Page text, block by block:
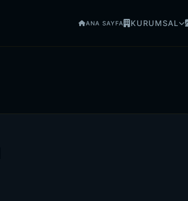
ANA SAYFA KURUMSAL